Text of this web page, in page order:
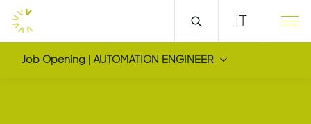
IT
Job Opening | AUTOMATION ENGINEER